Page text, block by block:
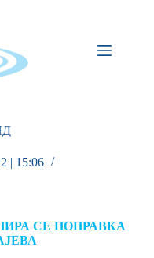
| 15:06
СЕ ПОПРАВКА